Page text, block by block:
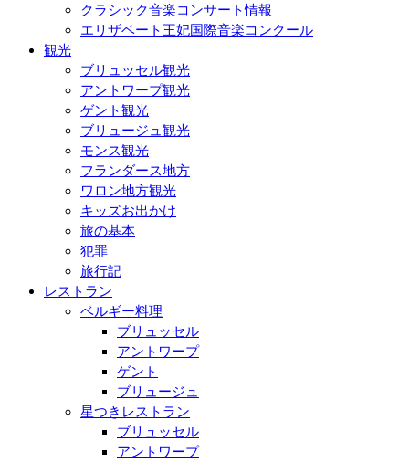
クラシック音楽コンサート情報
エリザベート王妃国際音楽コンクール
観光
ブリュッセル観光
アントワープ観光
ゲント観光
ブリュージュ観光
モンス観光
フランダース地方
ワロン地方観光
キッズお出かけ
旅の基本
犯罪
旅行記
レストラン
ベルギー料理
ブリュッセル
アントワープ
ゲント
ブリュージュ
星つきレストラン
ブリュッセル
アントワープ